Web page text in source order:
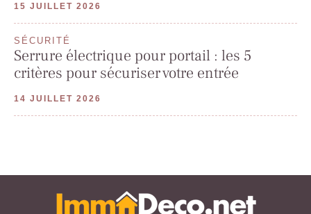
15 JUILLET 2026
SÉCURITÉ
Serrure électrique pour portail : les 5
critères pour sécuriser votre entrée
14 JUILLET 2026